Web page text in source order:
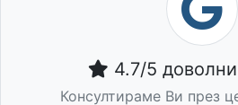
4.7/5
Консултираме Ви през